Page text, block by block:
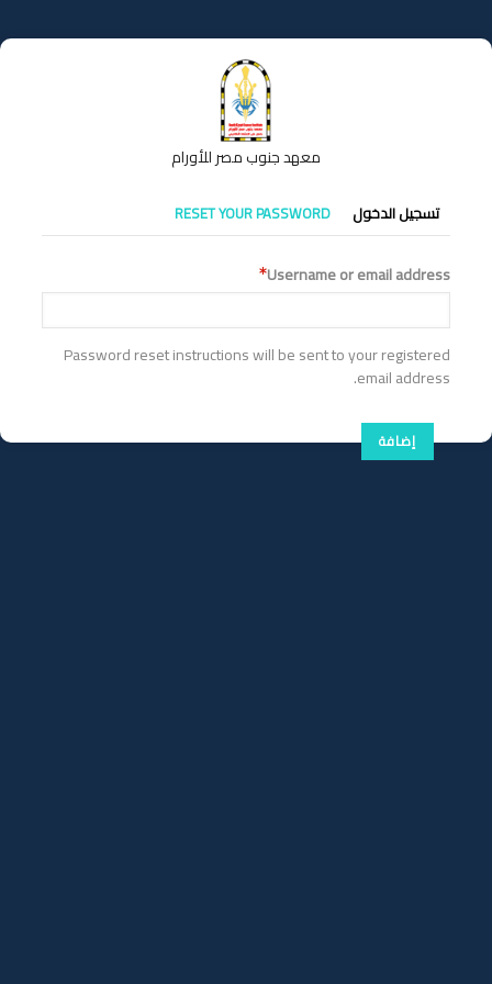
إلى
المحتوى
معهد جنوب مصر للأورام
التبويبات
الأساسية
تسجيل الدخول RESET YOUR PASSWORD
Username or email address
Password reset instructions will be sent to your registered
email address.